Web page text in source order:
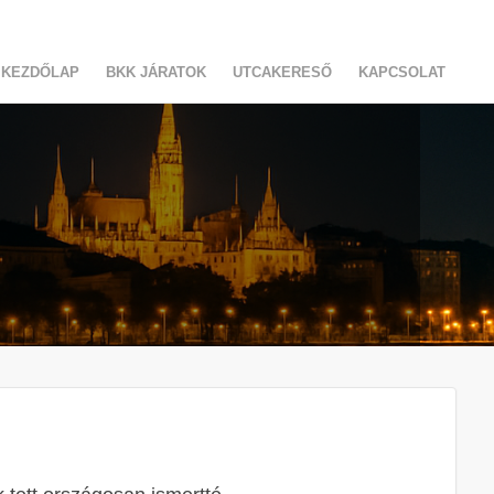
KEZDŐLAP BKK JÁRATOK UTCAKERESŐ KAPCSOLAT